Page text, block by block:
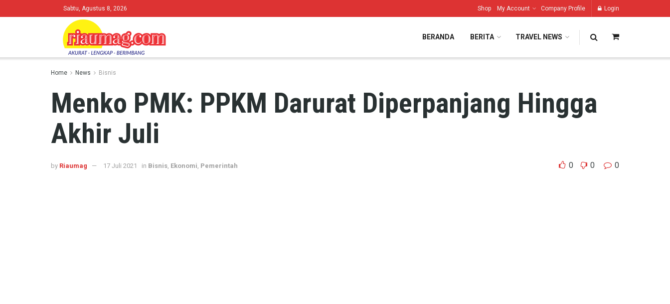
Sabtu, Agustus 8, 2026 Shop My Account Company Profile Login
BERANDA BERITA TRAVEL NEWS
Home News Bisnis
Menko PMK: PPKM Darurat Diperpanjang Hingga
Akhir Juli
by Riaumag 17 Juli 2021 in Bisnis Ekonomi Pemerintah 0 0 0